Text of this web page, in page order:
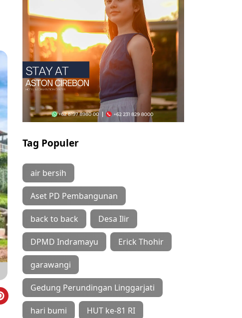
Tag Populer
air bersih
Aset PD Pembangunan
back to back Desa Ilir
DPMD Indramayu Erick Thohir
garawangi
Gedung Perundingan Linggarjati
hari bumi HUT ke-81 RI